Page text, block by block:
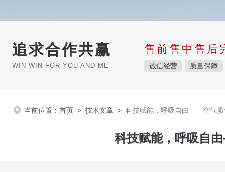
追求合作共赢
WIN WIN FOR YOU AND ME
售前售中售后
诚信经营 质量保障
当前位置： 首页 > 技术文章 > 科技赋能，呼吸自由——空气质
科技赋能，呼吸自